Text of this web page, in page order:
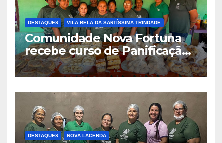
DESTAQUES VILA BELA DA SANTÍSSIMA TRINDADE
Comunidade Nova Fortuna
recebe curso de Panificação
Artesanal promovido pelo
SENAR-MT e Sindicato Rural
DESTAQUES NOVA LACERDA